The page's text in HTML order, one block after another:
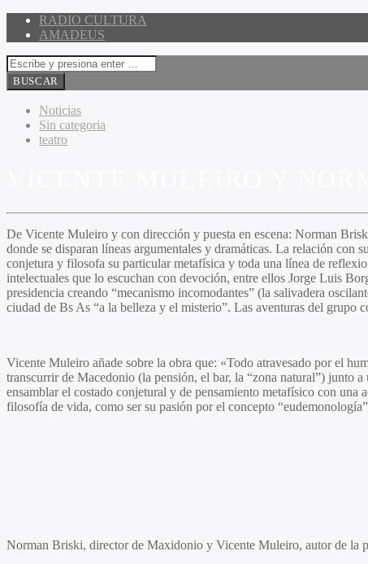
RADIO CULTURA
AMADEUS
Noticias
Sin categoria
teatro
De Vicente Muleiro y con dirección y puesta en escena: Norman
donde se disparan líneas argumentales y dramáticas. La relación con
conjetura y filosofa su particular metafísica y toda una línea de
intelectuales que lo escuchan con devoción, entre ellos Jorge Luis
presidencia creando “mecanismo incomodantes” (la salivadera
ciudad de Bs As “a la belleza y el misterio”. Las aventuras del grupo
Vicente Muleiro añade sobre la obra que: «Todo atravesado por el
transcurrir de Macedonio (la pensión, el bar, la “zona natural”) junto
ensamblar el costado conjetural y de pensamiento metafísico con
filosofía de vida, como ser su pasión por el concepto
Norman Briski, director de Maxidonio y Vicente Muleiro, autor de la